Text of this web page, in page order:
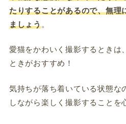
たりすることがあるので、無理
ましょう。
愛猫をかわいく撮影するときは
ときがおすすめ！
気持ちが落ち着いている状態な
しながら楽しく撮影することを